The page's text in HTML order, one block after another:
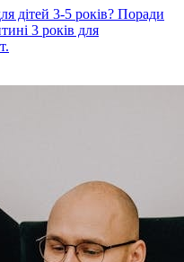
дітей 3-5 років? Поради
3 років для